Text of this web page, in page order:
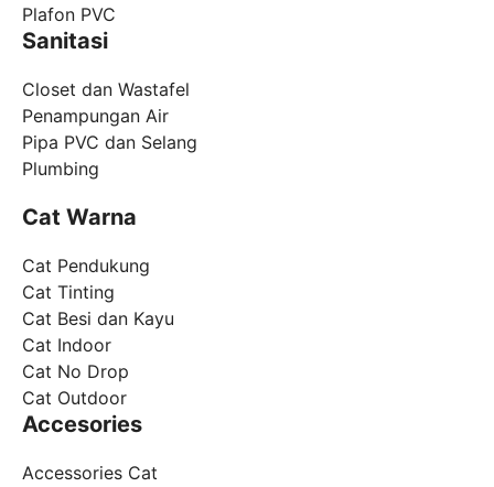
Plafon PVC
Sanitasi
Closet dan Wastafel
Penampungan Air
Pipa PVC dan Selang
Plumbing
Cat Warna
Cat Pendukung
Cat Tinting
Cat Besi dan Kayu
Cat Indoor
Cat No Drop
Cat Outdoor
Accesories
Accessories Cat